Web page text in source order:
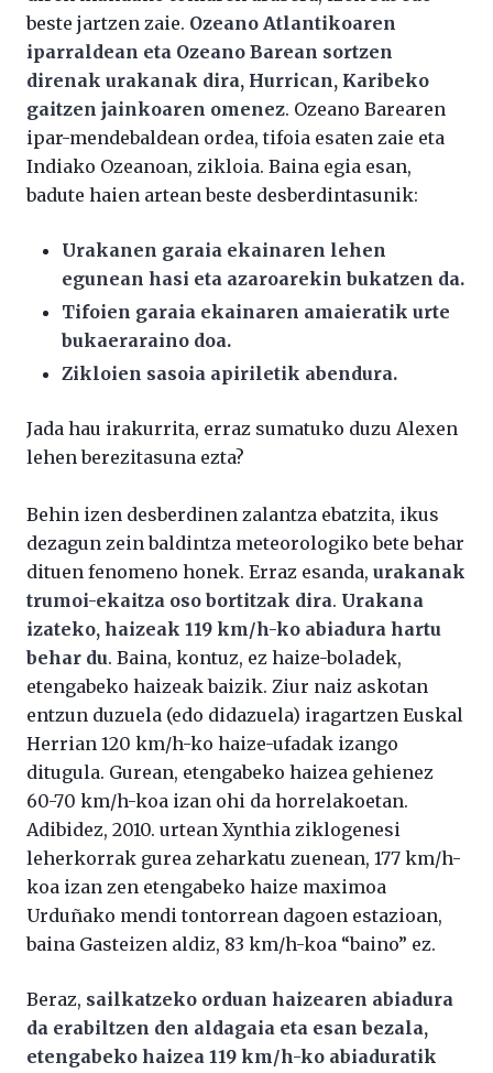
beste jartzen zaie. Ozeano Atlantikoaren
iparraldean eta Ozeano Barean sortzen
direnak urakanak dira, Hurrican, Karibeko
gaitzen jainkoaren omenez. Ozeano Barearen
ipar-mendebaldean ordea, tifoia esaten zaie eta
Indiako Ozeanoan, zikloia. Baina egia esan,
badute haien artean beste desberdintasunik:
Urakanen garaia ekainaren lehen
egunean hasi eta azaroarekin bukatzen da.
Tifoien garaia ekainaren amaieratik urte
bukaeraraino doa.
Zikloien sasoia apiriletik abendura.
Jada hau irakurrita, erraz sumatuko duzu Alexen
lehen berezitasuna ezta?
Behin izen desberdinen zalantza ebatzita, ikus
dezagun zein baldintza meteorologiko bete behar
dituen fenomeno honek. Erraz esanda, urakanak
trumoi-ekaitza oso bortitzak dira. Urakana
izateko, haizeak 119 km/h-ko abiadura hartu
behar du. Baina, kontuz, ez haize-boladek,
etengabeko haizeak baizik. Ziur naiz askotan
entzun duzuela (edo didazuela) iragartzen Euskal
Herrian 120 km/h-ko haize-ufadak izango
ditugula. Gurean, etengabeko haizea gehienez
60-70 km/h-koa izan ohi da horrelakoetan.
Adibidez, 2010. urtean Xynthia ziklogenesi
leherkorrak gurea zeharkatu zuenean, 177 km/h-
koa izan zen etengabeko haize maximoa
Urduñako mendi tontorrean dagoen estazioan,
baina Gasteizen aldiz, 83 km/h-koa “baino” ez.
Beraz, sailkatzeko orduan haizearen abiadura
da erabiltzen den aldagaia eta esan bezala,
etengabeko haizea 119 km/h-ko abiaduratik